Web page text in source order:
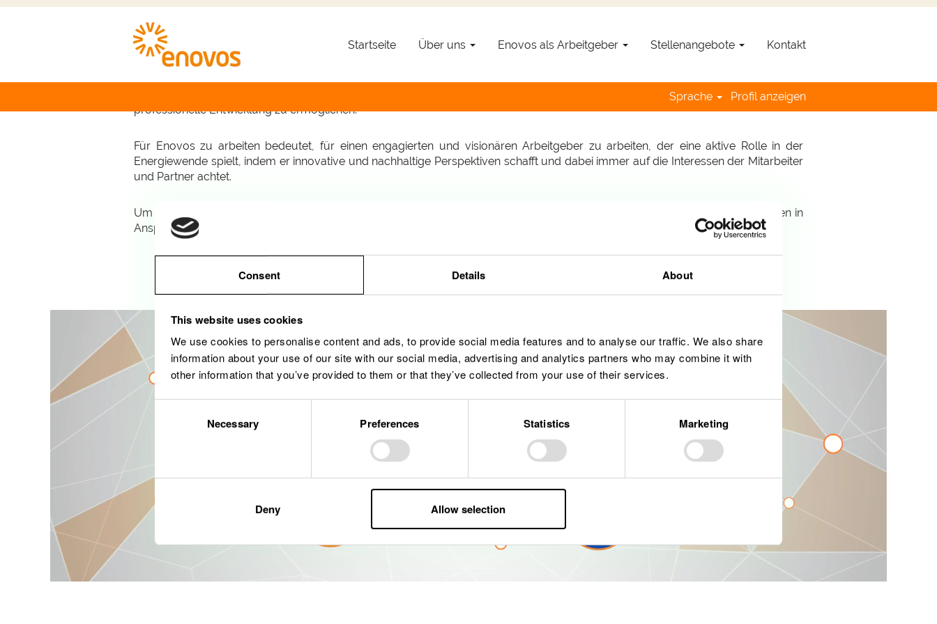
Consent Details About
This website uses cookies
We use cookies to personalise content and ads, to provide social media features and to analyse our traffic. We also share
information about your use of our site with our social media, advertising and analytics partners who may combine it with
other information that you’ve provided to them or that they’ve collected from your use of their services.
Necessary Preferences Statistics Marketing
Deny Allow selection
Startseite Über uns Enovos als Arbeitgeber Stellenangebote Kontakt
Sprache Profil anzeigen
Werden Sie Teil von Enovos!
Sie würden gerne eine Karriere in einem spannenden und innovativen Bereich verfolgen? Enovos, Mitglied der Encevo Gruppe, ist
immer auf der Suche nach vielfältigen Talenten, die wir gerne betreuen und fördern möchten, um eine persönliche und
professionelle Entwicklung zu ermöglichen.
Für Enovos zu arbeiten bedeutet, für einen engagierten und visionären Arbeitgeber zu arbeiten, der eine aktive Rolle in der
Energiewende spielt, indem er innovative und nachhaltige Perspektiven schafft und dabei immer auf die Interessen der Mitarbeiter
und Partner achtet.
Um Teil von uns zu werden, bewerben Sie sich jetzt online: einfach und schnell, wird ihre Onlinebewerbung nur wenige Minuten in
Anspruch nehmen!
Stellenangebote